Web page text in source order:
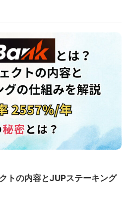
トの内容とJUPステーキング